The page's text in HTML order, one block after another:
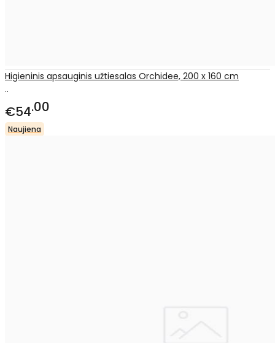
Higieninis apsauginis užtiesalas Orchidee, 200 x 160 cm
..
€54 00
Naujiena